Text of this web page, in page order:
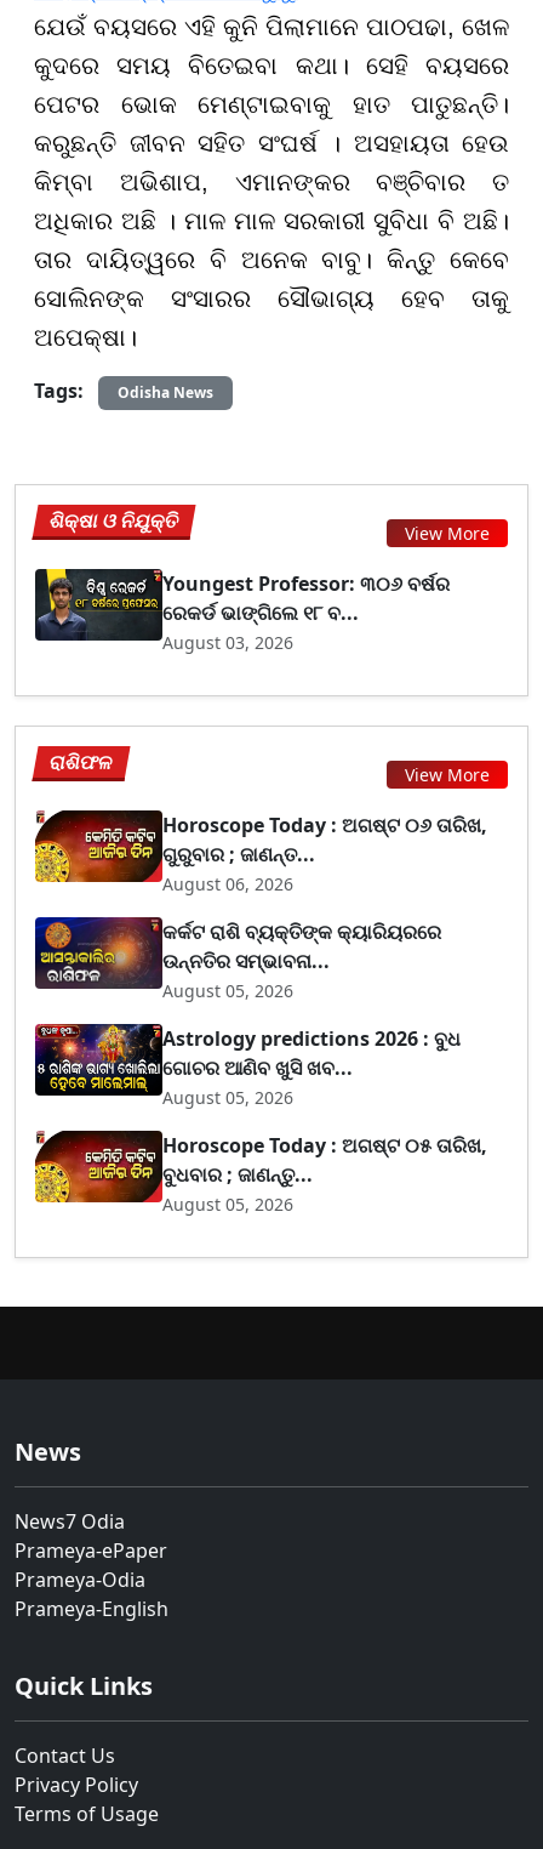
ଯେଉଁ ବୟସରେ ଏହି କୁନି ପିଲାମାନେ ପାଠପଢା, ଖେଳ
କୁଦରେ ସମୟ ବିତେଇବା କଥା। ସେହି ବୟସରେ
ପେଟର ଭୋକ ମେଣ୍ଟାଇବାକୁ ହାତ ପାତୁଛନ୍ତି।
କରୁଛନ୍ତି ଜୀବନ ସହିତ ସଂଘର୍ଷ । ଅସହାୟତା ହେଉ
କିମ୍ବା ଅଭିଶାପ, ଏମାନଙ୍କର ବଞ୍ଚିବାର ତ
ଅଧିକାର ଅଛି । ମାଳ ମାଳ ସରକାରୀ ସୁବିଧା ବି ଅଛି।
ତାର ଦାୟିତ୍ୱରେ ବି ଅନେକ ବାବୁ। କିନ୍ତୁ କେବେ
ସୋଲିନଙ୍କ ସଂସାରର ସୌଭାଗ୍ୟ ହେବ ତାକୁ
ଅପେକ୍ଷା।
Tags:
Odisha News
ଶିକ୍ଷା ଓ ନିଯୁକ୍ତି View More
Youngest Professor: ୩୦୬ ବର୍ଷର
ରେକର୍ଡ ଭାଙ୍ଗିଲେ ୧୮ ବ...
August 03, 2026
ରାଶିଫଳ View More
Horoscope Today : ଅଗଷ୍ଟ ୦୬ ତାରିଖ,
ଗୁରୁବାର ; ଜାଣନ୍ତ...
August 06, 2026
କର୍କଟ ରାଶି ବ୍ୟକ୍ତିଙ୍କ କ୍ୟାରିୟରରେ
ଉନ୍ନତିର ସମ୍ଭାବନା...
August 05, 2026
Astrology predictions 2026 : ବୁଧ
ଗୋଚର ଆଣିବ ଖୁସି ଖବ...
August 05, 2026
Horoscope Today : ଅଗଷ୍ଟ ୦୫ ତାରିଖ,
ବୁଧବାର ; ଜାଣନ୍ତୁ...
August 05, 2026
News
News7 Odia
Prameya-ePaper
Prameya-Odia
Prameya-English
Quick Links
Contact Us
Privacy Policy
Terms of Usage